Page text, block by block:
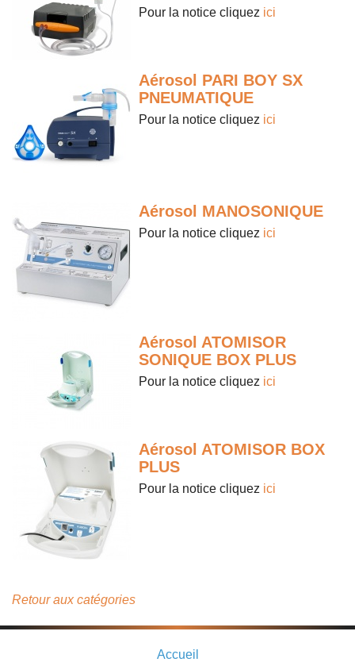
Pour la notice cliquez ici
Aérosol PARI BOY SX
PNEUMATIQUE
Pour la notice cliquez ici
Aérosol MANOSONIQUE
Pour la notice cliquez ici
Aérosol ATOMISOR
SONIQUE BOX PLUS
Pour la notice cliquez ici
Aérosol ATOMISOR BOX
PLUS
Pour la notice cliquez ici
Retour aux catégories
Accueil